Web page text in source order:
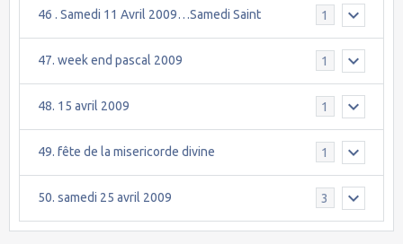
46 . Samedi 11 Avril 2009…Samedi Saint 1
47. week end pascal 2009 1
48. 15 avril 2009 1
49. fête de la misericorde divine 1
50. samedi 25 avril 2009 3